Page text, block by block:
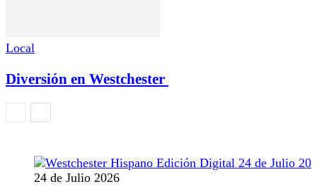
Local
Diversión en Westchester
24 de Julio 2026